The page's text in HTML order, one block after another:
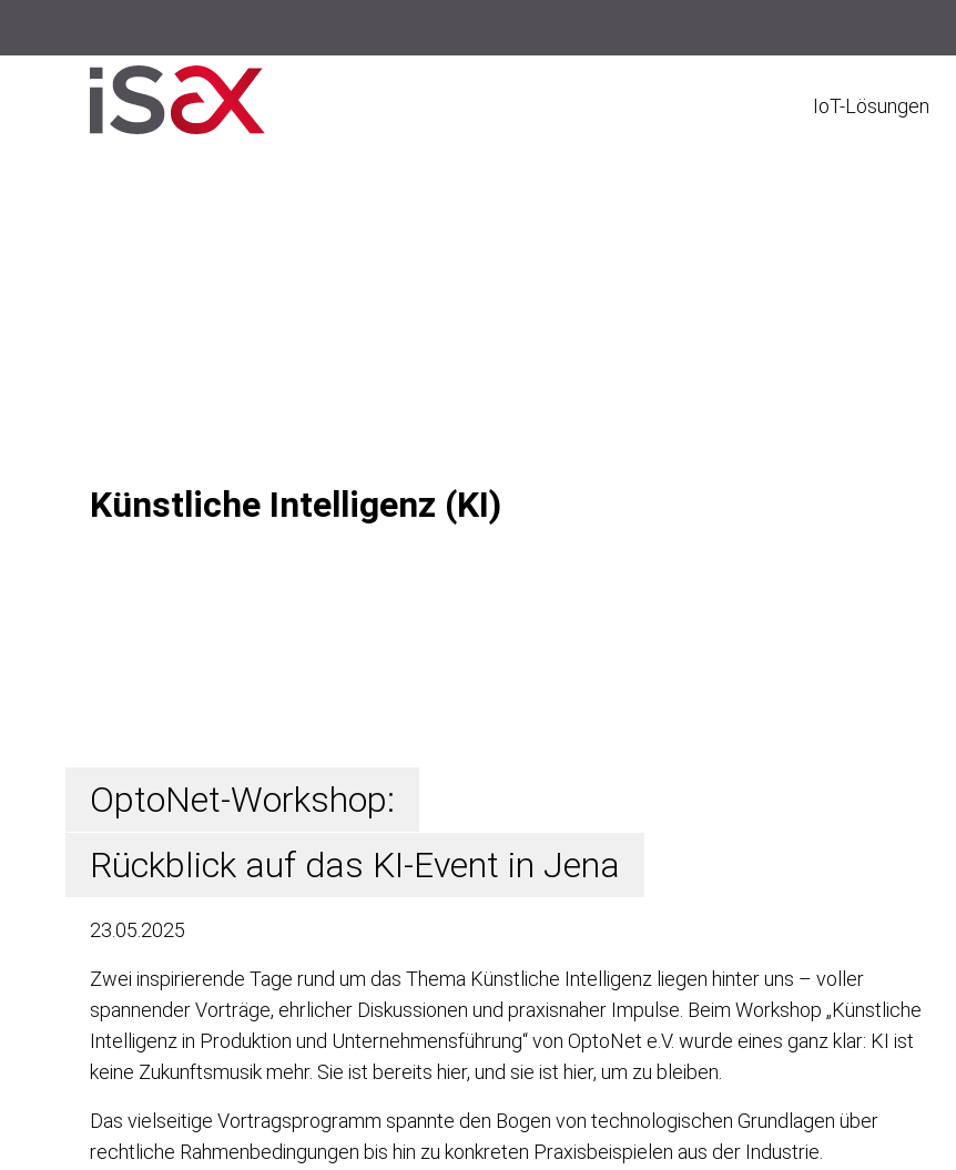
IoT-Lösungen
Künstliche Intelligenz (KI)
OptoNet-Workshop:
Rückblick auf das KI-Event in Jena
23.05.2025
Zwei inspirierende Tage rund um das Thema Künstliche Intelligenz liegen hinter uns – voller
spannender Vorträge, ehrlicher Diskussionen und praxisnaher Impulse. Beim Workshop „Künstliche
Intelligenz in Produktion und Unternehmensführung“ von OptoNet e.V. wurde eines ganz klar: KI ist
keine Zukunftsmusik mehr. Sie ist bereits hier, und sie ist hier, um zu bleiben.
Das vielseitige Vortragsprogramm spannte den Bogen von technologischen Grundlagen über
rechtliche Rahmenbedingungen bis hin zu konkreten Praxisbeispielen aus der Industrie.